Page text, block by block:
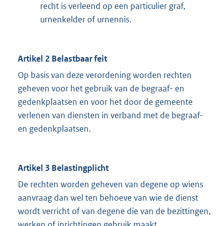
recht is verleend op een particulier graf,
urnenkelder of urnennis.
Artikel 2 Belastbaar feit
Op basis van deze verordening worden rechten
geheven voor het gebruik van de begraaf- en
gedenkplaatsen en voor het door de gemeente
verlenen van diensten in verband met de begraaf-
en gedenkplaatsen.
Artikel 3 Belastingplicht
De rechten worden geheven van degene op wiens
aanvraag dan wel ten behoeve van wie de dienst
wordt verricht of van degene die van de bezittingen,